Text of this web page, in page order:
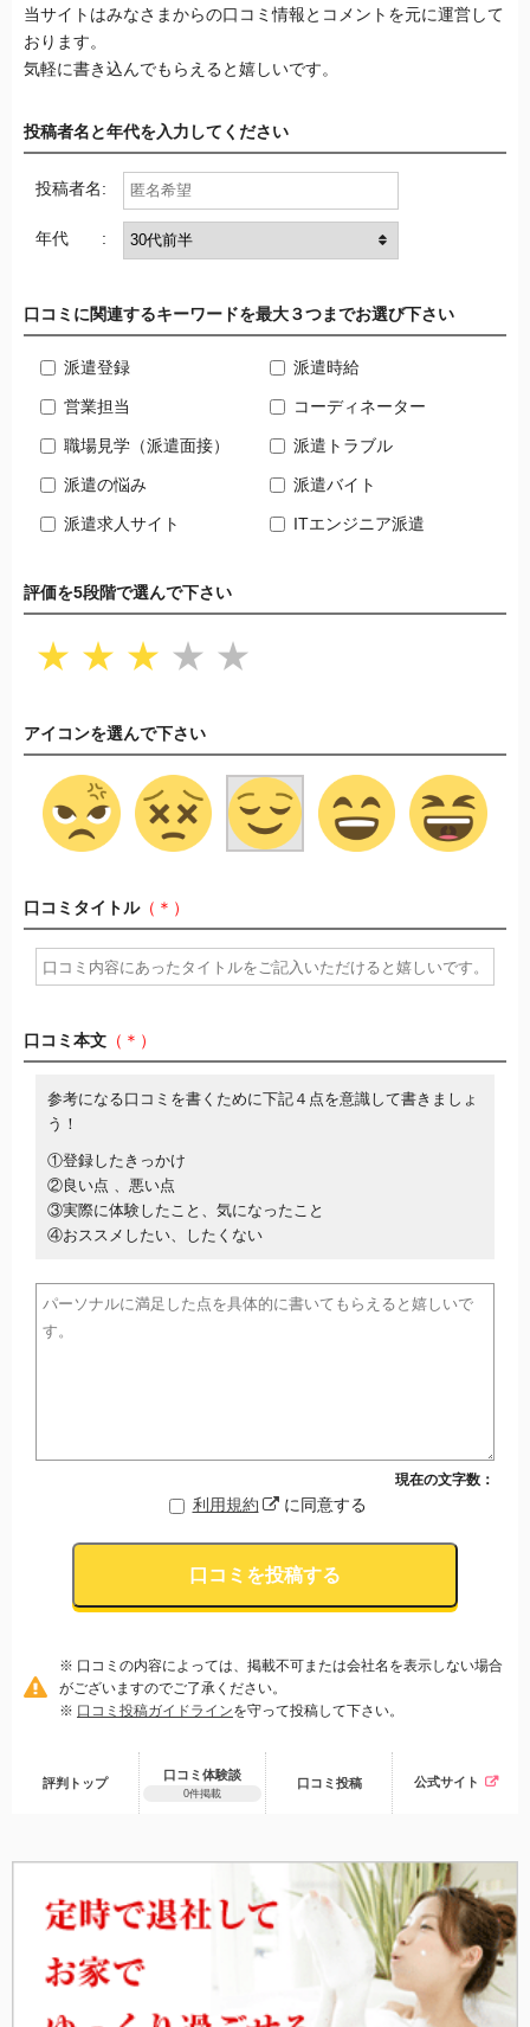
当サイトはみなさまからの口コミ情報とコメントを元に運営して
おります。
気軽に書き込んでもらえると嬉しいです。
投稿者名と年代を入力してください
投稿者名:
年代 :
口コミに関連するキーワードを最大３つまでお選び下さい
派遣登録 派遣時給
営業担当 コーディネーター
職場見学（派遣面接） 派遣トラブル
派遣の悩み 派遣バイト
派遣求人サイト ITエンジニア派遣
評価を5段階で選んで下さい
★ ★ ★ ★ ★
アイコンを選んで下さい
口コミタイトル（＊）
口コミ本文 （＊）
参考になる口コミを書くために下記４点を意識して書きましょ
う！
①登録したきっかけ
②良い点 、悪い点
③実際に体験したこと、気になったこと
④おススメしたい、したくない
現在の文字数：
利用規約 に同意する
口コミを投稿する
※ 口コミの内容によっては、掲載不可または会社名を表示しない場合
がございますのでご了承ください。
※ 口コミ投稿ガイドラインを守って投稿して下さい。
評判トップ
口コミ体験談
0件掲載
口コミ 投稿 公式サイト